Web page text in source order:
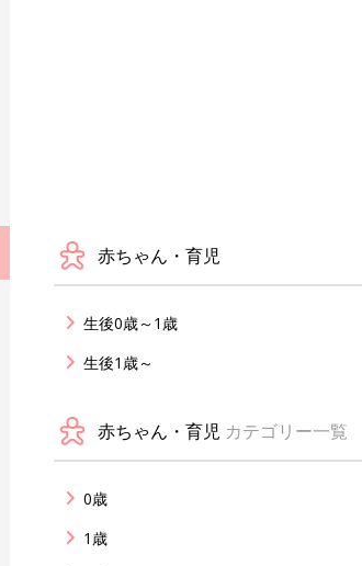
赤ちゃん・育児
生後0歳～1歳
生後1歳～
赤ちゃん・育児 カテゴリー一覧
0歳
1歳